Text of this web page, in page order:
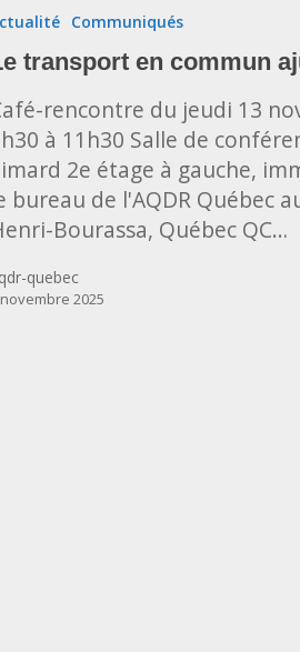
Communiqués
transport en commun
rencontre du jeudi 13
à 11h30 Salle de
2e étage à gauche,
bureau de l'AQDR Québec
Bourassa, Québec QC…
quebec
2025